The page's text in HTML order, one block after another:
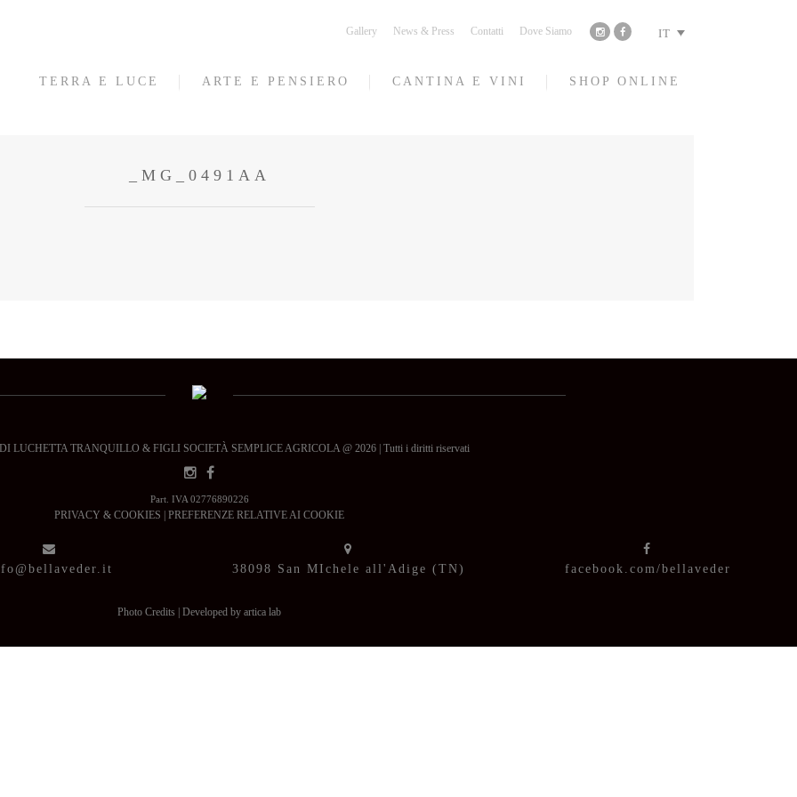
IT
Gallery News & Press Contatti Dove Siamo
TERRA E LUCE ARTE E PENSIERO CANTINA E VINI SHOP ONLINE
_MG_0491AA
LUCHETTA TRANQUILLO & FIGLI SOCIETÀ SEMPLICE AGRICOLA @ 2026 | Tutti i diritti riservati
Part. IVA 02776890226
PRIVACY & COOKIES PREFERENZE RELATIVE AI COOKIE
38098 San MIchele all'Adige (TN) facebook.com/bellaveder
Photo Credits Developed by artica lab